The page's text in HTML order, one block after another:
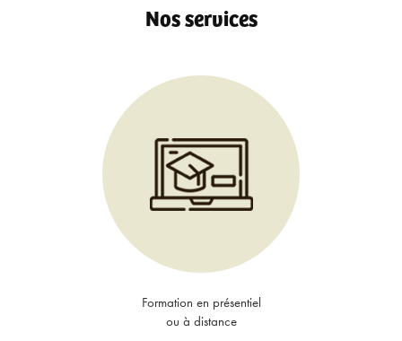
Nos services
Formation en présentiel
ou à distance